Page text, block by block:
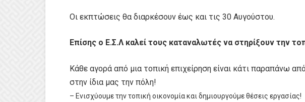
Οι εκπτώσεις θα διαρκέσουν έως και τις 30 Αυγούστου.
Επίσης ο Ε.Σ.Λ καλεί τους καταναλωτές να στηρίξουν την
Κάθε αγορά από μια τοπική επιχείρηση είναι κάτι παραπάνω
στην ίδια μας την πόλη!
– Ενισχύουμε την τοπική οικονομία και δημιουργούμε θέσεις εργασίας!